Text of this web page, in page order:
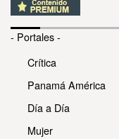
- Portales -
Crítica
Panamá América
Día a Día
Mujer